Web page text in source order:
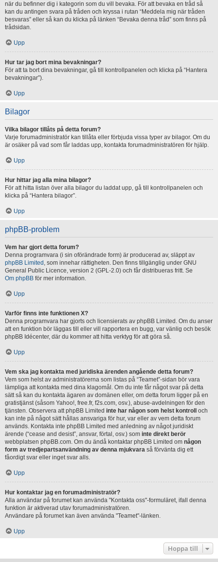
när du befinner dig i kategorin som du vill bevaka. För att bevaka en tråd så
kan du antingen svara på tråden och kryssa i rutan “Meddela mig när tråden
besvaras” eller så kan du klicka på länken “Bevaka denna tråd” som finns på
trådsidan.
Upp
Hur tar jag bort mina bevakningar?
För att ta bort dina bevakningar, gå till kontrollpanelen och klicka på “Hantera
bevakningar”).
Upp
Bilagor
Vilka bilagor tillåts på detta forum?
Varje forumadministratör kan tillåta eller förbjuda vissa typer av bilagor. Om du
är osäker på vad som får laddas upp, kontakta forumadministratören för hjälp.
Upp
Hur hittar jag alla mina bilagor?
För att hitta listan över alla bilagor du laddat upp, gå till kontrollpanelen och
klicka på “Hantera bilagor”.
Upp
phpBB-problem
Vem har gjort detta forum?
Denna programvara (i sin oförändrade form) är producerad av, släppt av
phpBB Limited , som innehar rättigheten. Den finns tillgänglig under GNU
General Public Licence, version 2 (GPL-2.0) och får distribueras fritt. Se
Om phpBB för mer information.
Upp
Varför finns inte funktionen X?
Denna programvara har gjorts och licensierats av phpBB Limited. Om du anser
att en funktion bör läggas till eller vill rapportera en bugg, var vänlig och besök
phpBB Idécenter, där du kommer att hitta verktyg för att göra så.
Upp
Vem ska jag kontakta med juridiska ärenden angående detta forum?
Vem som helst av administratörerna som listas på “Teamet”-sidan bör vara
lämpliga att kontakta med dina klagomål. Om du inte får något svar på detta
sätt så kan du kontakta ägaren av domänen eller, om detta forum ligger på en
gratistjänst (såsom Yahoo!, free.fr, f2s.com, osv.), abuse-avdelningen för den
tjänsten. Observera att phpBB Limited inte har någon som helst kontroll
och
kan inte på något sätt hållas ansvariga för hur, var eller av vem detta forum
används. Kontakta inte phpBB Limited med anledning av något juridiskt
ärende (“cease and desist”, ansvar, förtal, osv.) som inte direkt berör
webbplatsen phpBB.com. Om du ändå kontaktar phpBB Limited om någon
form av tredjepartsanvändning av denna mjukvara så förvänta dig ett
fåordigt svar eller inget svar alls.
Upp
Hur kontaktar jag en forumadministratör?
Alla användar på forumet kan använda "Kontakta oss"-formuläret, ifall denna
funktion är aktiverad utav forumadministratören.
Användare på forumet kan även använda "Teamet"-länken.
Upp
Hoppa till